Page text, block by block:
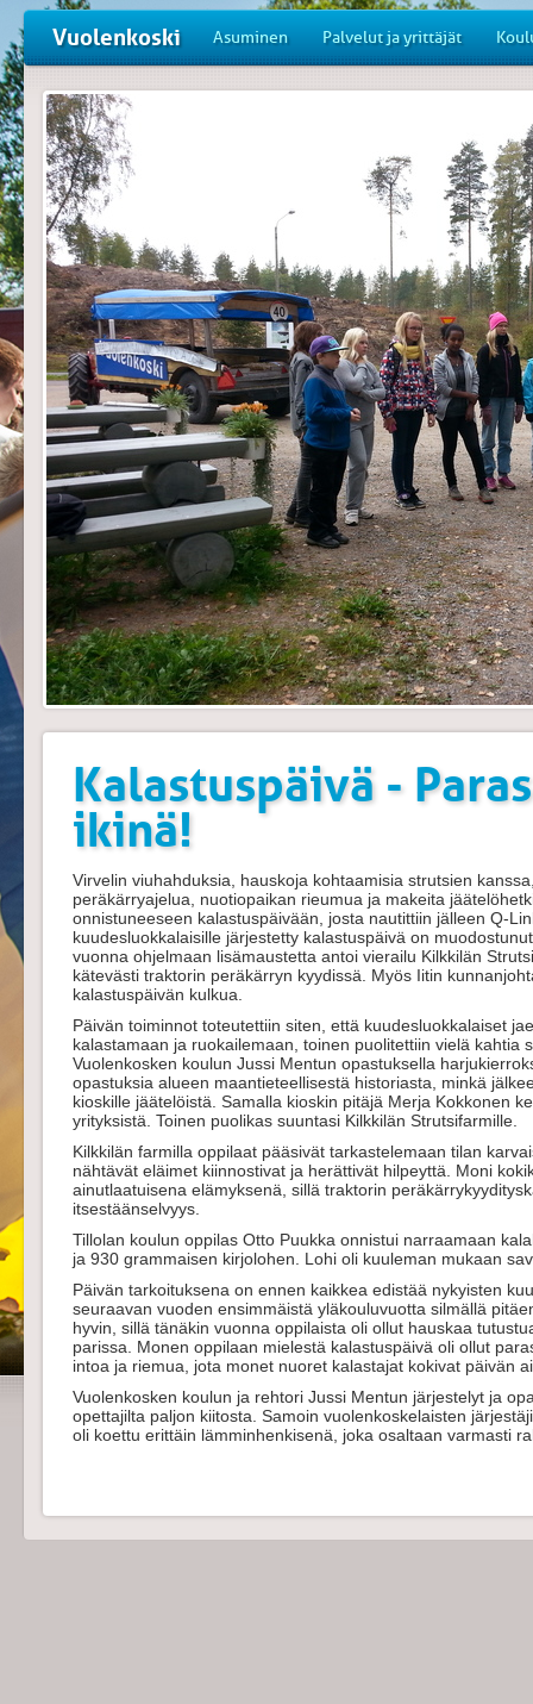
Vuolenkoski Asuminen Palvelut ja yrittäjät
Kalastuspäivä -
ikinä!
Virvelin viuhahduksia, hauskoja kohtaamisia strutsien
peräkärryajelua, nuotiopaikan rieumua ja makeita
onnistuneeseen kalastuspäivään, josta nautittiin jälleen Q-
kuudesluokkalaisille järjestetty kalastuspäivä on
vuonna ohjelmaan lisämaustetta antoi vierailu Kilkkilän
kätevästi traktorin peräkärryn kyydissä. Myös Iitin
kalastuspäivän kulkua.
Päivän toiminnot toteutettiin siten, että kuudesluokkalaiset
kalastamaan ja ruokailemaan, toinen puolitettiin vielä kahtia
Vuolenkosken koulun Jussi Mentun opastuksella
opastuksia alueen maantieteellisestä historiasta, minkä
kioskille jäätelöistä. Samalla kioskin pitäjä Merja Kokkonen
yrityksistä. Toinen puolikas suuntasi Kilkkilän Strutsifarmille.
Kilkkilän farmilla oppilaat pääsivät tarkastelemaan tilan
nähtävät eläimet kiinnostivat ja herättivät hilpeyttä. Moni
ainutlaatuisena elämyksenä, sillä traktorin
itsestäänselvyys.
Tillolan koulun oppilas Otto Puukka onnistui narraamaan
ja 930 grammaisen kirjolohen. Lohi oli kuuleman mukaan
Päivän tarkoituksena on ennen kaikkea edistää nykyisten
seuraavan vuoden ensimmäistä yläkouluvuotta silmällä
hyvin, sillä tänäkin vuonna oppilaista oli ollut hauskaa
parissa. Monen oppilaan mielestä kalastuspäivä oli ollut
intoa ja riemua, jota monet nuoret kalastajat kokivat päivän
Vuolenkosken koulun ja rehtori Jussi Mentun järjestelyt ja
opettajilta paljon kiitosta. Samoin vuolenkoskelaisten
oli koettu erittäin lämminhenkisenä, joka osaltaan varmasti